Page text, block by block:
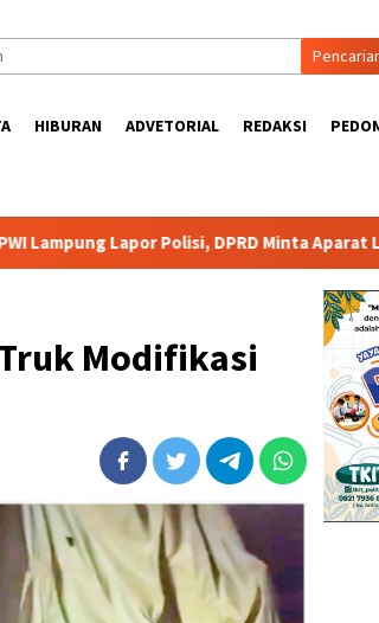
HIBURAN ADVETORIAL REDAKSI
Polisi, DPRD Minta Aparat Lingkungan
Modifikasi